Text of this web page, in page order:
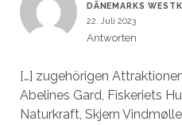
DÄNEMARKS
22. Juli 2023
Antworten
[…] zugehörigen
Abelines Gard, Fiskeriets
Naturkraft, Skjern